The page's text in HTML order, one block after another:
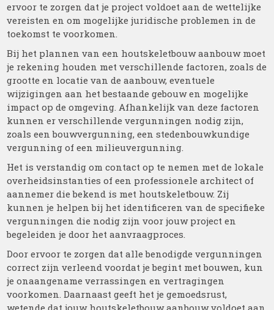
ervoor te zorgen dat je project voldoet aan de wettelijke
vereisten en om mogelijke juridische problemen in de
toekomst te voorkomen.
Bij het plannen van een houtskeletbouw aanbouw moet
je rekening houden met verschillende factoren, zoals de
grootte en locatie van de aanbouw, eventuele
wijzigingen aan het bestaande gebouw en mogelijke
impact op de omgeving. Afhankelijk van deze factoren
kunnen er verschillende vergunningen nodig zijn,
zoals een bouwvergunning, een stedenbouwkundige
vergunning of een milieuvergunning.
Het is verstandig om contact op te nemen met de lokale
overheidsinstanties of een professionele architect of
aannemer die bekend is met houtskeletbouw. Zij
kunnen je helpen bij het identificeren van de specifieke
vergunningen die nodig zijn voor jouw project en
begeleiden je door het aanvraagproces.
Door ervoor te zorgen dat alle benodigde vergunningen
correct zijn verleend voordat je begint met bouwen, kun
je onaangename verrassingen en vertragingen
voorkomen. Daarnaast geeft het je gemoedsrust,
wetende dat jouw houtskeletbouw aanbouw voldoet aan